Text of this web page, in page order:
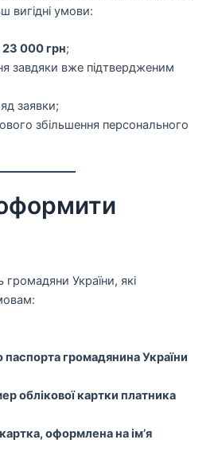
вигідні умови:
23 000 грн;
завдяки вже підтвердженим
заявки;
збільшення персонального
України, які
паспорта громадянина України
облікової картки платника
оформлена на ім’я